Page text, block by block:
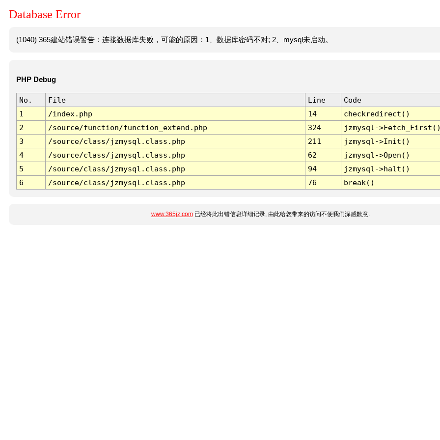
Database Error
(1040) 365建站错误警告：连接数据库失败，可能的原因：1、数据库密码不对; 2、mysql未启动。
PHP Debug
No. File Line
Code
1
/index.php 14
checkredirect()
2
/source/function/function_extend.php 324
jzmysql-
3
/source/class/jzmysql.class.php 211
jzmysql->Init()
4
/source/class/jzmysql.class.php 62
jzmysql->Open()
5
/source/class/jzmysql.class.php 94
jzmysql->halt()
6
/source/class/jzmysql.class.php 76 break()
www.365jz.com已经将此出错信息详细记录, 由此给您带来的访问不便我们深感歉意.